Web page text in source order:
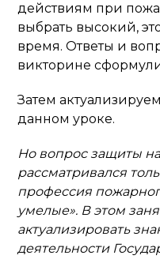
действиям при
выбрать высокий,
время. Ответы и
викторине
Затем
данном уроке.
Но вопрос защиты
рассматривался
профессия
умелые». В этом
актуализировать
деятельности